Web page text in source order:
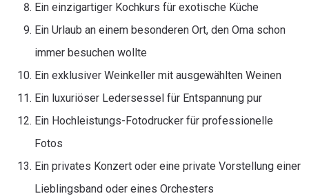
Ein einzigartiger Kochkurs für exotische Küche
Ein Urlaub an einem besonderen Ort, den Oma schon
immer besuchen wollte
Ein exklusiver Weinkeller mit ausgewählten Weinen
Ein luxuriöser Ledersessel für Entspannung pur
Ein Hochleistungs-Fotodrucker für professionelle
Fotos
Ein privates Konzert oder eine private Vorstellung einer
Lieblingsband oder eines Orchesters